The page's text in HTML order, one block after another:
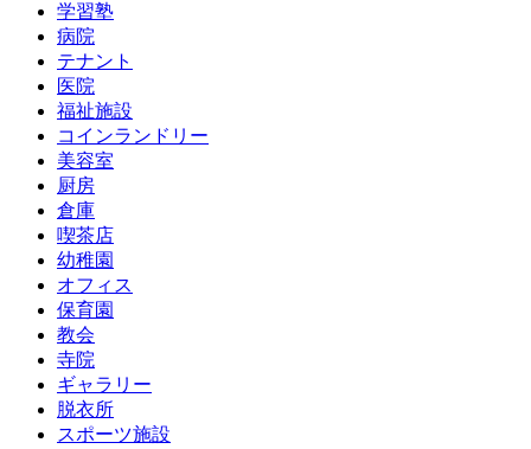
学習塾
病院
テナント
医院
福祉施設
コインランドリー
美容室
厨房
倉庫
喫茶店
幼稚園
オフィス
保育園
教会
寺院
ギャラリー
脱衣所
スポーツ施設